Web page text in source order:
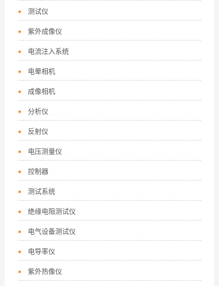
测试仪
紫外成像仪
电流注入系统
电晕相机
成像相机
分析仪
反射仪
电压测量仪
控制器
测试系统
绝缘电阻测试仪
电气设备测试仪
电导率仪
紫外热像仪